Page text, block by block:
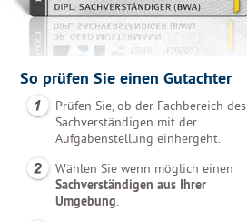
So prüfen Sie einen Gutachter
Prüfen Sie, ob der Fachbereich des
Sachverständigen mit der
Aufgabenstellung einhergeht.
Wählen Sie wenn möglich einen
Sachverständigen aus Ihrer
Umgebung.